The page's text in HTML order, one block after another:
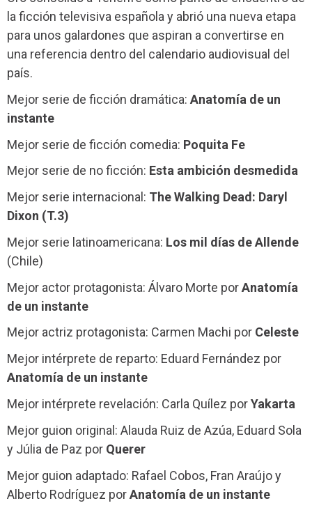
la ficción televisiva española y abrió una nueva etapa
para unos galardones que aspiran a convertirse en
una referencia dentro del calendario audiovisual del
país.
Mejor serie de ficción dramática: Anatomía de un
instante
Mejor serie de ficción comedia: Poquita Fe
Mejor serie de no ficción: Esta ambición desmedida
Mejor serie internacional: The Walking Dead: Daryl
Dixon (T.3)
Mejor serie latinoamericana: Los mil días de Allende
(Chile)
Mejor actor protagonista: Álvaro Morte porAnatomía
de un instante
Mejor actriz protagonista: Carmen Machi por Celeste
Mejor intérprete de reparto: Eduard Fernández por
Anatomía de un instante
Mejor intérprete revelación: Carla Quílez porYakarta
Mejor guion original: Alauda Ruiz de Azúa, Eduard Sola
y Júlia de Paz por Querer
Mejor guion adaptado: Rafael Cobos, Fran Araújo y
Alberto Rodríguez porAnatomía de un instante